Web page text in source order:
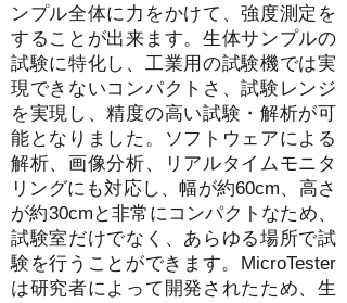
ンプル全体に力をかけて、強度測定を
することが出来ます。生体サンプルの
試験に特化し、工業用の試験機では実
現できないコンパクトさ、試験レンジ
を実現し、精度の高い試験・解析が可
能となりました。ソフトウェアによる
解析、画像分析、リアルタイムモニタ
リングにも対応し、幅が約60cm、高さ
が約30cmと非常にコンパクトなため、
試験室だけでなく、あらゆる場所で試
験を行うことができます。MicroTester
は研究者によって開発されたため、生